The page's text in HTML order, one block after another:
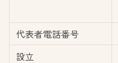
代表者電話番号
設立